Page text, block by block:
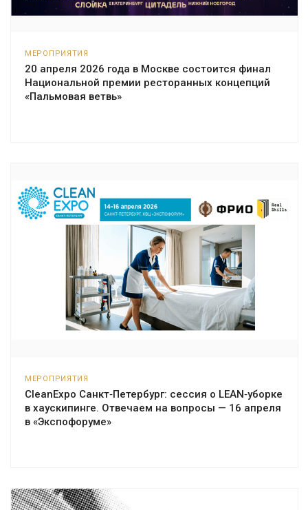
МЕРОПРИЯТИЯ
20 апреля 2026 года в Москве состоится финал
Национальной премии ресторанных концепций
«Пальмовая ветвь»
МЕРОПРИЯТИЯ
CleanExpo Санкт‑Петербург: сессия о LEAN‑уборке
в хаускипинге. Отвечаем на вопросы — 16 апреля
в «Экспофоруме»